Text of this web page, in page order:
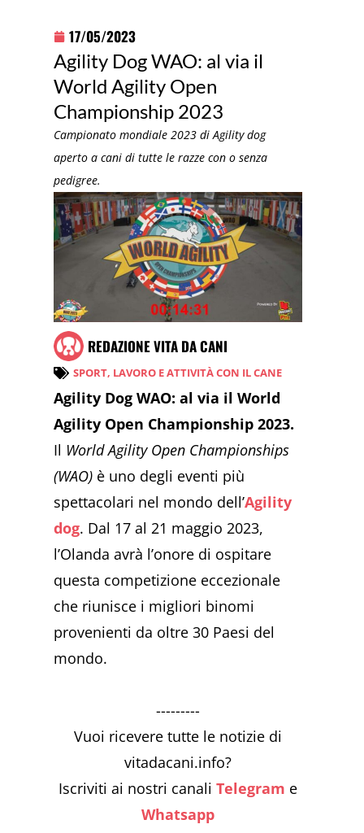
17/05/2023
Agility Dog WAO: al via il
World Agility Open
Championship 2023
Campionato mondiale 2023 di Agility dog
aperto a cani di tutte le razze con o senza
pedigree.
REDAZIONE VITA DA CANI
SPORT, LAVORO E ATTIVITÀ CON IL CANE
Agility Dog WAO: al via il World
Agility Open Championship 2023.
Il World Agility Open Championships
(WAO) è uno degli eventi più
spettacolari nel mondo dell’Agility
dog. Dal 17 al 21 maggio 2023,
l’Olanda avrà l’onore di ospitare
questa competizione eccezionale
che riunisce i migliori binomi
provenienti da oltre 30 Paesi del
mondo.
---------
Vuoi ricevere tutte le notizie di
vitadacani.info?
Iscriviti ai nostri canaliTelegram e
Whatsapp